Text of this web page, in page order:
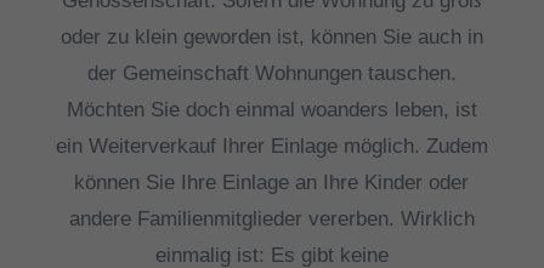
oder zu klein geworden ist, können Sie auch in
der Gemeinschaft Wohnungen tauschen.
Möchten Sie doch einmal woanders leben, ist
ein Weiterverkauf Ihrer Einlage möglich. Zudem
können Sie Ihre Einlage an Ihre Kinder oder
andere Familienmitglieder vererben. Wirklich
einmalig ist: Es gibt keine